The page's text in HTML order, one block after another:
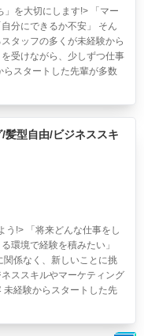
」を大切にします!> 「マー
分にできるか不安」 そん
タッフの多くが未経験から
受けながら、少しずつ仕事
スタートした先輩が多数
髪型自由/ビジネススキ
う!> 「将来どんな仕事をし
環境で経験を積みたい」
係なく、新しいことに挑
ススキルやマーケティング
経験からスタートした先